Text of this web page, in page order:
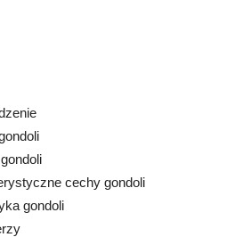
cechy gondoli
gondoli